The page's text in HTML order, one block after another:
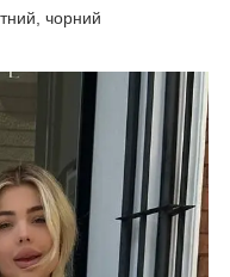
чорний